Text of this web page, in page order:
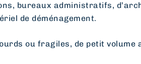
bureaux administratifs,
de déménagement.
ou fragiles, de petit volume